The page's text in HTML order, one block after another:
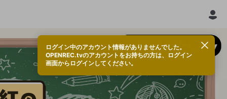
ログイン中のアカウント情報がありませんでした。
OPENREC.tvのアカウントをお持ちの方は、ログイン
画面からログインしてください。